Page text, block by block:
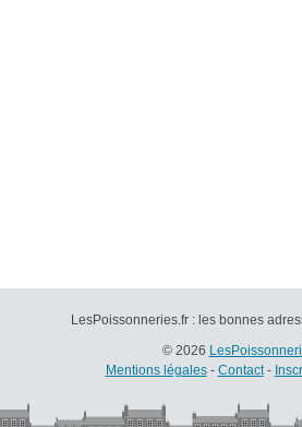
LesPoissonneries.fr : les bonnes
© 2026
Mentions légales- Contact-